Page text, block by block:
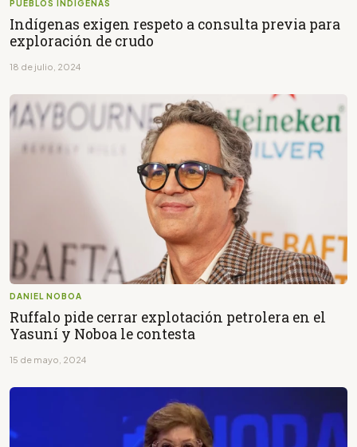
PUEBLOS INDÍGENAS
Indígenas exigen respeto a consulta previa para
exploración de crudo
18 de julio, 2024
DANIEL NOBOA
Ruffalo pide cerrar explotación petrolera en el
Yasuní y Noboa le contesta
15 de mayo, 2024